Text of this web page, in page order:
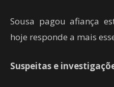
Sousa pagou afiança
hoje responde a mais
Suspeitas e